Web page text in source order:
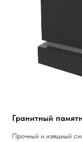
Гранитный
Прочный и изящный